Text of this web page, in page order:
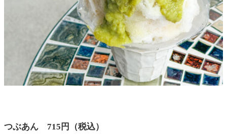
つぶあん 715円（税込）